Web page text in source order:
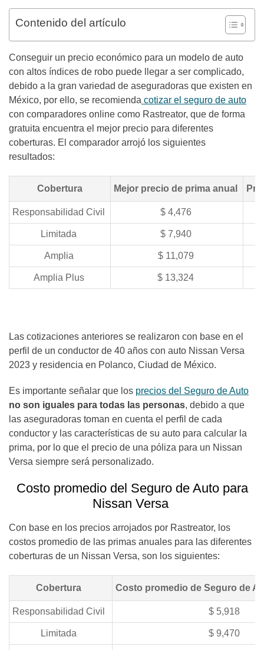
Contenido del artículo
Conseguir un precio económico para un modelo de auto
con altos índices de robo puede llegar a ser complicado,
debido a la gran variedad de aseguradoras que existen en
México, por ello, se recomienda cotizar el seguro de auto
con comparadores online como Rastreator, que de forma
gratuita encuentra el mejor precio para diferentes
coberturas. El comparador arrojó los siguientes
resultados:
Cobertura Mejor precio de prima anual
Responsabilidad Civil $ 4,476
Limitada $ 7,940
Amplia $ 11,079
Amplia Plus $ 13,324
Las cotizaciones anteriores se realizaron con base en el
perfil de un conductor de 40 años con auto Nissan Versa
2023 y residencia en Polanco, Ciudad de México.
Es importante señalar que los precios del Seguro de Auto
no son iguales para todas las personas, debido a que
las aseguradoras toman en cuenta el perfil de cada
conductor y las características de su auto para calcular la
prima, por lo que el precio de una póliza para un Nissan
Versa siempre será personalizado.
Costo promedio del Seguro de Auto para
Nissan Versa
Con base en los precios arrojados por Rastreator, los
costos promedio de las primas anuales para las diferentes
coberturas de un Nissan Versa, son los siguientes:
Cobertura Costo promedio de Seguro de
Responsabilidad Civil $ 5,918
Limitada $ 9,470